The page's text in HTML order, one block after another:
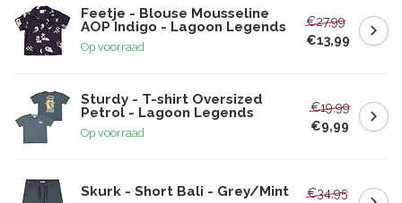
Feetje - Blouse Mousseline
AOP Indigo - Lagoon Legends
Op voorraad
€27,99
€13,99
Sturdy - T-shirt Oversized
Petrol - Lagoon Legends
Op voorraad
€19,99
€9,99
Skurk - Short Bali - Grey/Mint
€34,95